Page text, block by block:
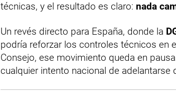
técnicas, y el resultado es claro: nada
Un revés directo para España, donde la
podría reforzar los controles técnicos en
Consejo, ese movimiento queda en
cualquier intento nacional de